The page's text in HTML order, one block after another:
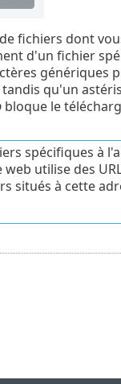
fichiers dont
d'un fichier
génériques
qu'un
bloque le
spécifiques à
utilise des
situés à cette